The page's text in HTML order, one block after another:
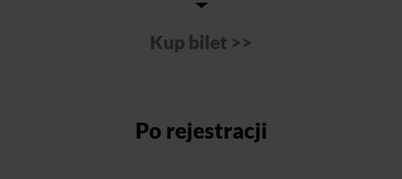
Po rejestracji